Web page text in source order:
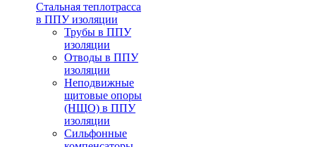
Стальная теплотрасса
в ППУ изоляции
Трубы в ППУ
изоляции
Отводы в ППУ
изоляции
Неподвижные
щитовые опоры
(НЩО) в ППУ
изоляции
Cильфонные